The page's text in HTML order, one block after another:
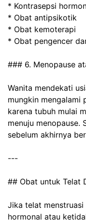
* Kontrasepsi
* Obat antipsikotik
* Obat kemoterapi
* Obat pengencer
### 6. Menopause
Wanita mendekati
mungkin mengalami
karena tubuh mulai
menuju menopause.
sebelum akhirnya
---
## Obat untuk Telat
Jika telat
hormonal atau